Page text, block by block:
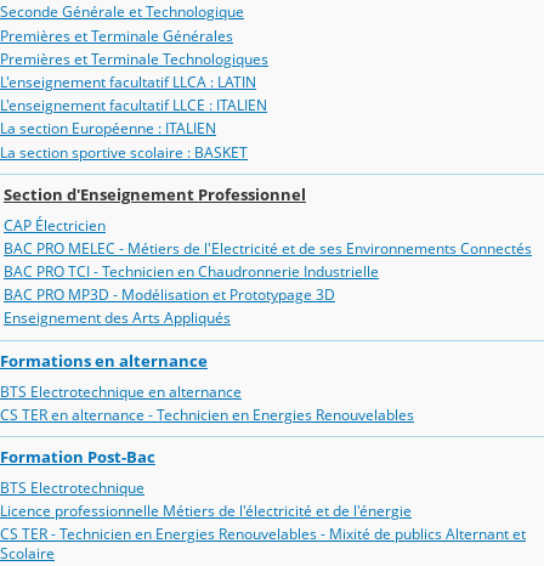
Seconde Générale et Technologique
Premières et Terminale Générales
Premières et Terminale Technologiques
L'enseignement facultatif LLCA : LATIN
L'enseignement facultatif LLCE : ITALIEN
La section Européenne : ITALIEN
La section sportive scolaire : BASKET
Section d'Enseignement Professionnel
CAP Électricien
BAC PRO MELEC - Métiers de l'Electricité et de ses Environnements Connectés
BAC PRO TCI - Technicien en Chaudronnerie Industrielle
BAC PRO MP3D - Modélisation et Prototypage 3D
Enseignement des Arts Appliqués
Formations en alternance
BTS Electrotechnique en alternance
CS TER en alternance - Technicien en Energies Renouvelables
Formation Post-Bac
BTS Electrotechnique
Licence professionnelle Métiers de l'électricité et de l'énergie
CS TER - Technicien en Energies Renouvelables - Mixité de publics Alternant et
Scolaire